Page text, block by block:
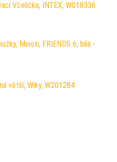
Včelička, INTEX, W018336
Minoti, FRIENDS 6, bílá -
větší, Wiky, W201284